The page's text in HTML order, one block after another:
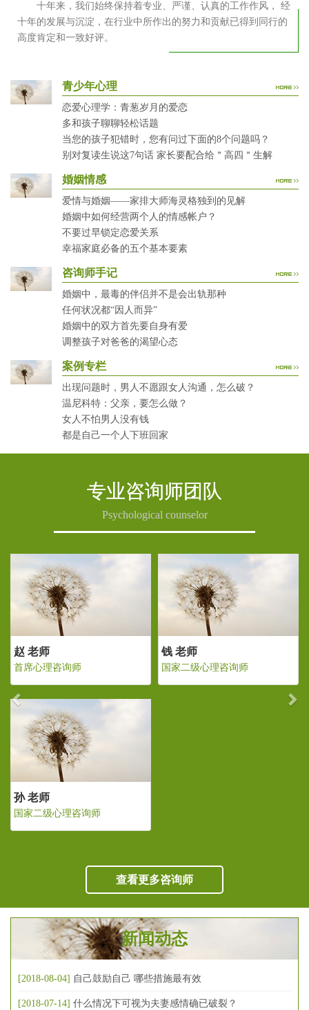
十年来，我们始终保持着专业、严谨、认真的工作作风， 经
十年的发展与沉淀，在行业中所作出的努力和贡献已得到同行的
高度肯定和一致好评。
青少年心理
恋爱心理学：青葱岁月的爱恋
多和孩子聊聊轻松话题
当您的孩子犯错时，您有问过下面的8个问题吗？
别对复读生说这7句话 家长要配合给＂高四＂生解
婚姻情感
爱情与婚姻——家排大师海灵格独到的见解
婚姻中如何经营两个人的情感帐户？
不要过早锁定恋爱关系
幸福家庭必备的五个基本要素
咨询师手记
婚姻中，最毒的伴侣并不是会出轨那种
任何状况都“因人而异”
婚姻中的双方首先要自身有爱
调整孩子对爸爸的渴望心态
案例专栏
出现问题时，男人不愿跟女人沟通，怎么破？
温尼科特：父亲，要怎么做？
女人不怕男人没有钱
都是自己一个人下班回家
专业咨询师团队
Psychological counselor
级心理咨询师 首席心理咨询师
Previous
查看更多咨询师
新闻动态
[2018-08-04] 自己鼓励自己 哪些措施最有效
[2018-07-14] 什么情况下可视为夫妻感情确已破裂？